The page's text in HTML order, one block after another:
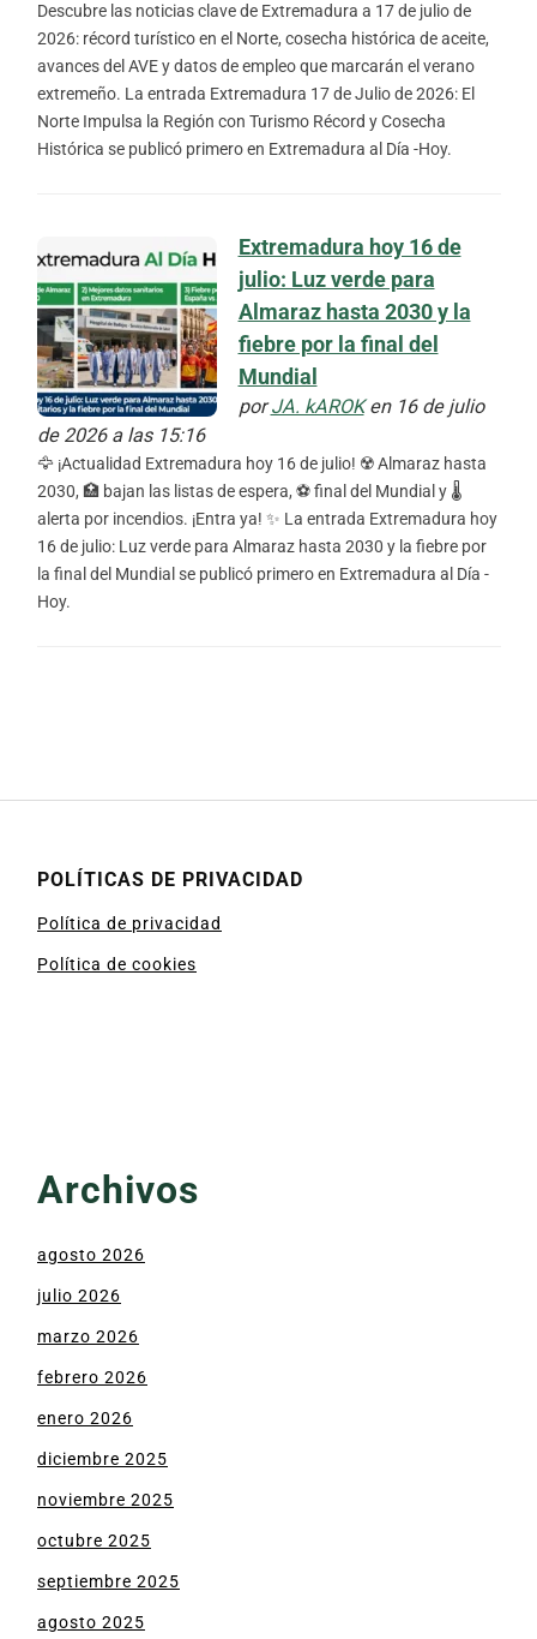
Descubre las noticias clave de Extremadura a 17 de julio de
2026: récord turístico en el Norte, cosecha histórica de aceite,
avances del AVE y datos de empleo que marcarán el verano
extremeño. La entrada Extremadura 17 de Julio de 2026: El
Norte Impulsa la Región con Turismo Récord y Cosecha
Histórica se publicó primero en Extremadura al Día -Hoy.
Extremadura hoy 16 de
julio: Luz verde para
Almaraz hasta 2030 y la
fiebre por la final del
Mundial
porJA. kAROKen 16 de julio
de 2026 a las 15:16
🦅 ¡Actualidad Extremadura hoy 16 de julio! ☢️ Almaraz hasta
2030, 🏥 bajan las listas de espera, ⚽ final del Mundial y 🌡️
alerta por incendios. ¡Entra ya! ✨ La entrada Extremadura hoy
16 de julio: Luz verde para Almaraz hasta 2030 y la fiebre por
la final del Mundial se publicó primero en Extremadura al Día -
Hoy.
POLÍTICAS DE PRIVACIDAD
Política de privacidad
Política de cookies
Archivos
agosto 2026
julio 2026
marzo 2026
febrero 2026
enero 2026
diciembre 2025
noviembre 2025
octubre 2025
septiembre 2025
agosto 2025